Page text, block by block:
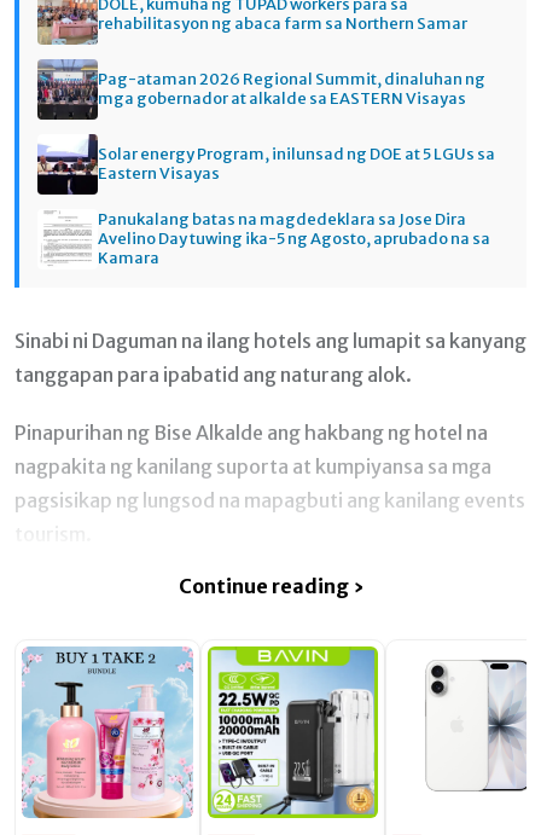
DOLE, kumuha ng TUPAD workers para sa
rehabilitasyon ng abaca farm sa Northern Samar
Pag-ataman 2026 Regional Summit, dinaluhan ng
mga gobernador at alkalde sa EASTERN Visayas
Solar energy Program, inilunsad ng DOE at 5 LGUs sa
Eastern Visayas
Panukalang batas na magdedeklara sa Jose Dira
Avelino Day tuwing ika-5 ng Agosto, aprubado na sa
Kamara
Sinabi ni Daguman na ilang hotels ang lumapit sa kanyang
tanggapan para ipabatid ang naturang alok.
Pinapurihan ng Bise Alkalde ang hakbang ng hotel na
nagpakita ng kanilang suporta at kumpiyansa sa mga
pagsisikap ng lungsod na mapagbuti ang kanilang events
Continue reading ›